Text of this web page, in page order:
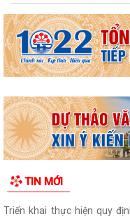
TIN MỚI
tự ở cơ sở giỏi toàn quốc...
Quyết định Ban hành định
giáo dục mầm non, giáo dục
Công khai Quyết định số
Thông báo Kết luận của
công dân định kỳ Tuần 1
diện tích đất đai năm 2025
Triển khai thực hiện quy